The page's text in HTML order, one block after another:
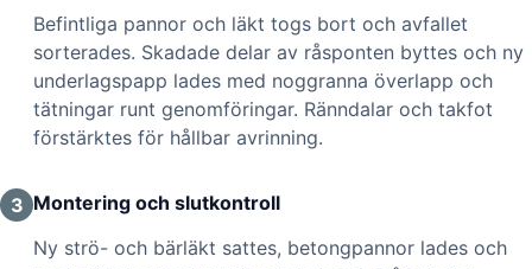
Befintliga pannor och läkt togs bort och avfallet
sorterades. Skadade delar av råsponten byttes och ny
underlagspapp lades med noggranna överlapp och
tätningar runt genomföringar. Ränndalar och takfot
förstärktes för hållbar avrinning.
3 Montering och slutkontroll
Ny strö- och bärläkt sattes, betongpannor lades och